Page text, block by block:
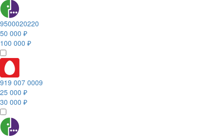
9500020220
50 000 ₽
100 000 ₽
919 007 0009
25 000 ₽
30 000 ₽